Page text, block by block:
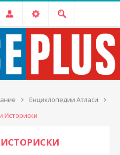
Енциклопедии Атласи
Историски